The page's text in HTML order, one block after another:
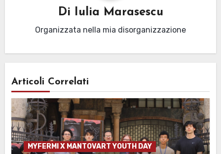
Di Iulia Marasescu
Organizzata nella mia disorganizzazione
Articoli Correlati
MYFERMI X MANTOVART YOUTH DAY